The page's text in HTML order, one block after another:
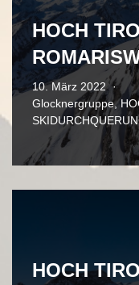
HOCH
10. März 2022
Glocknergruppe,
HOCH